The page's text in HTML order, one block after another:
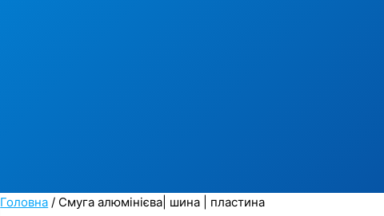
Головна / Смуга алюмінієва| шина | пластина